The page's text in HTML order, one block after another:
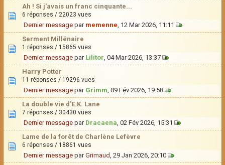
Ah ! Si j'avais un franc cinquante...
6 réponses / 22023 vues
Dernier message par memenne, 12 Mar 2026, 11:11
Serment Millénaire
1 réponses / 15865 vues
Dernier message par Lilitor, 04 Mar 2026, 13:37
Harry Potter
11 réponses / 19296 vues
Dernier message par Grimm, 09 Fév 2026, 19:58
La double vie d'E.K. Lane
7 réponses / 30430 vues
Dernier message par Dracaena, 02 Fév 2026, 15:31
Lame de la forêt de Charlène Lefèvre
6 réponses / 18861 vues
Dernier message parGrimaud, 29 Jan 2026, 20:10